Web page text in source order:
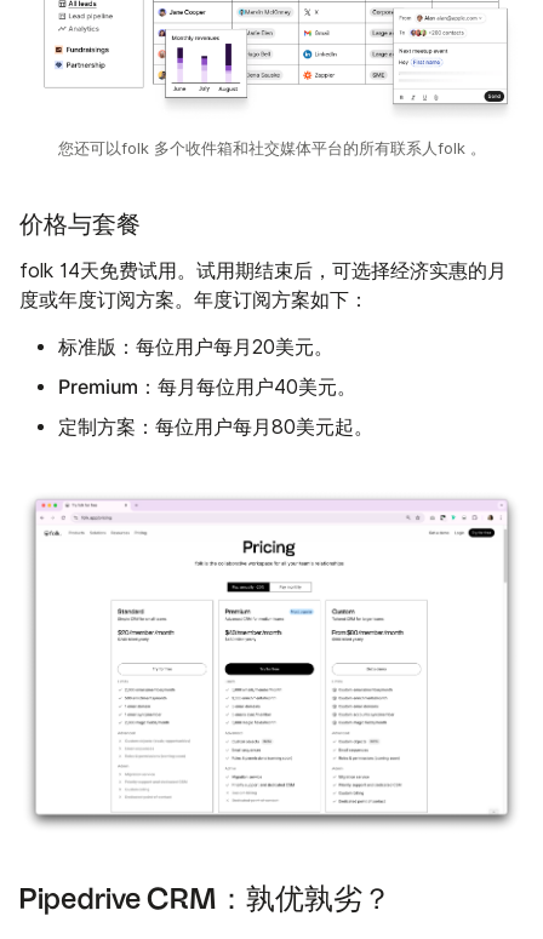
您还可以folk 多个收件箱和社交媒体平台的所有联系人folk 。
价格与套餐
folk 14天免费试用。试用期结束后，可选择经济实惠的月
度或年度订阅方案。年度订阅方案如下：
标准版： 每位用户每月20美元。
Premium： 每月每位用户40美元。
定制方案： 每位用户每月80美元起。
Pipedrive CRM：孰优孰劣？